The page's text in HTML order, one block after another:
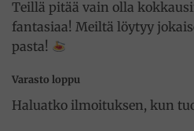
Teillä pitää vain olla
fantasiaa! Meiltä löytyy
pasta!
Varasto loppu
Haluatko ilmoituksen, kun